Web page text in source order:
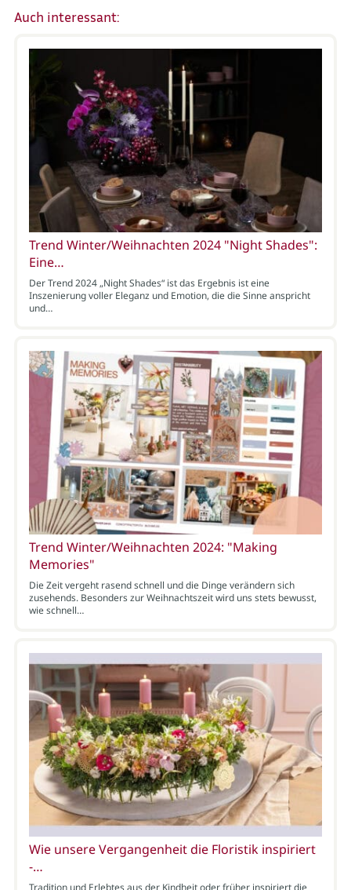
Auch interessant:
Trend Winter/Weihnachten 2024 "Night Shades":
Eine…
Der Trend 2024 „Night Shades“ ist das Ergebnis ist eine
Inszenierung voller Eleganz und Emotion, die die Sinne anspricht
und…
Trend Winter/Weihnachten 2024: "Making
Memories"
Die Zeit vergeht rasend schnell und die Dinge verändern sich
zusehends. Besonders zur Weihnachtszeit wird uns stets bewusst,
wie schnell…
Wie unsere Vergangenheit die Floristik inspiriert
-…
Tradition und Erlebtes aus der Kindheit oder früher inspiriert die